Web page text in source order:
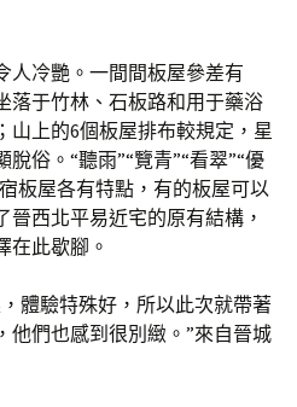
人冷艷。一間間板屋參差有
落于竹林、石板路和用于藥浴
山上的6個板屋排布較規定，星
俗。“聽雨”“覽青”“看翠”“優
板屋各有特點，有的板屋可以
晉西北平易近宅的原有結構，
在此歇腳。
體驗特殊好，所以此次就帶著
他們也感到很別緻。”來自晉城